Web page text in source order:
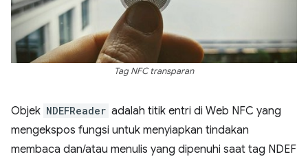
Tag NFC transparan
Objek NDEFReader adalah titik entri di Web NFC yang
mengekspos fungsi untuk menyiapkan tindakan
membaca dan/atau menulis yang dipenuhi saat tag NDEF